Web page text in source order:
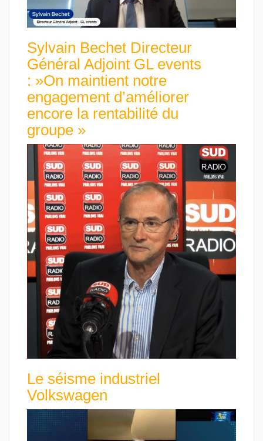
Sylvain Bechet Directeur
Général Adjoint GL events
: »On maintient notre
engagement d’améliorer
encore la rentabilité du
groupe »
Le séisme industriel
Volkswagen